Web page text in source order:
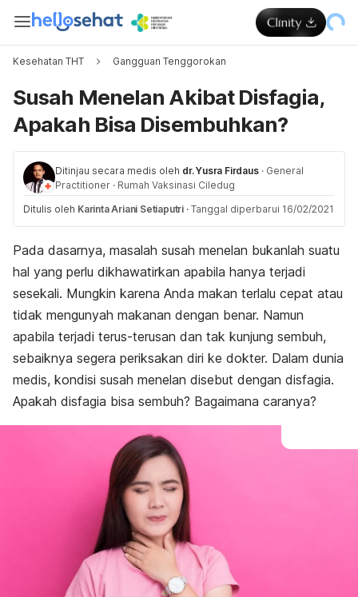
Kesehatan THT Gangguan Tenggorokan
Susah Menelan Akibat Disfagia,
Apakah Bisa Disembuhkan?
Ditinjau secara medis oleh dr. Yusra Firdaus · General
Practitioner · Rumah Vaksinasi Ciledug
Ditulis oleh Karinta Ariani Setiaputri · Tanggal diperbarui 16/02/2021
Pada dasarnya, masalah susah menelan bukanlah suatu
hal yang perlu dikhawatirkan apabila hanya terjadi
sesekali. Mungkin karena Anda makan terlalu cepat atau
tidak mengunyah makanan dengan benar. Namun
apabila terjadi terus-terusan dan tak kunjung sembuh,
sebaiknya segera periksakan diri ke dokter. Dalam dunia
medis, kondisi susah menelan disebut dengan disfagia.
Apakah disfagia bisa sembuh? Bagaimana caranya?